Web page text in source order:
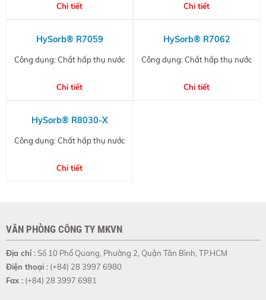
Chi tiết Chi tiết
HySorb® R7059
Công dụng: Chất hấp thụ nước
Chi tiết
HySorb® R7062
Công dụng: Chất hấp thụ nước
Chi tiết
HySorb® R8030-X
Công dụng: Chất hấp thụ nước
Chi tiết
VĂN PHÒNG CÔNG TY MKVN
Địa chỉ :Số 10 Phổ Quang, Phường 2, Quận Tân Bình, TP.HCM
Điện thoại : (+84) 28 3997 6980
Fax : (+84) 28 3997 6981